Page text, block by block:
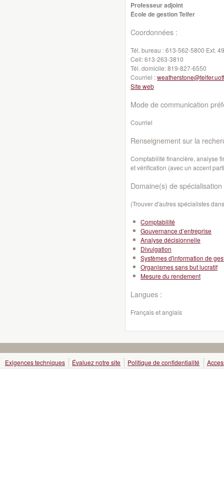
Professeur adjoint
École de gestion Telfer
Coordonnées :
Tél. bureau :613-562-5800 Ext.
Cell:613-263-3810
Tél. domicile:819-827-6550
Courriel :
Site web
Mode de communication
Courriel
Renseignement sur la
Comptabilité financière, analyse
et vérification (avec un accent
Domaine(s) de spécialisation
(Trouver d'autres spécialistes
Comptabilité
Gouvernance d’entreprise
Analyse décisionnelle
Divulgation
Systèmes d'information de
Organismes sans but lucratif
Mesure du rendement
Langues :
Français et anglais
Exigences techniques Évaluez notre site Politique de confidentialité